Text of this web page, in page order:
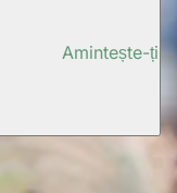
Amintește-ți